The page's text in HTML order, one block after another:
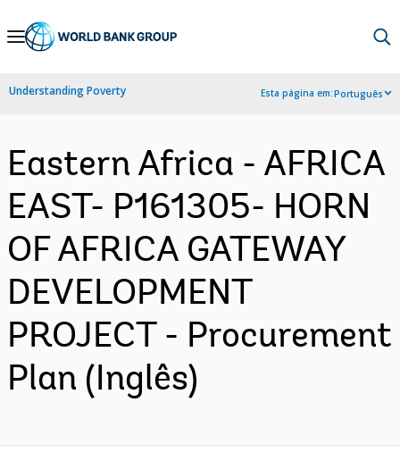
Skip
Navigation
Understanding Poverty Esta página em:Português
Eastern Africa - AFRICA
EAST- P161305- HORN
OF AFRICA GATEWAY
DEVELOPMENT
PROJECT - Procurement
Plan (Inglês)